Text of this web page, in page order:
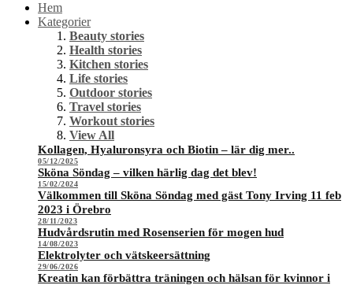
Hem
Kategorier
Beauty stories
Health stories
Kitchen stories
Life stories
Outdoor stories
Travel stories
Workout stories
View All
Kollagen, Hyaluronsyra och Biotin – lär dig mer..
05/12/2025
Sköna Söndag – vilken härlig dag det blev!
15/02/2024
Välkommen till Sköna Söndag med gäst Tony Irving 11 feb
2023 i Örebro
28/11/2023
Hudvårdsrutin med Rosenserien för mogen hud
14/08/2023
Elektrolyter och vätskeersättning
29/06/2026
Kreatin kan förbättra träningen och hälsan för kvinnor i